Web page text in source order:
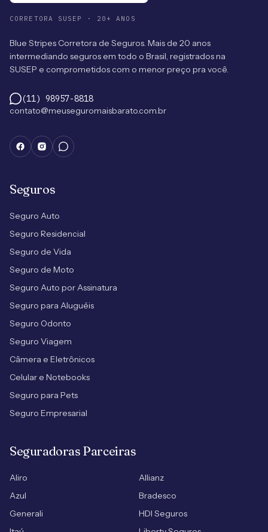
CORRETORA SUSEP · 20+ ANOS
Blue Stripes Corretora de Seguros. Mais de 20 anos
intermediando seguros em todo o Brasil, registrados na
SUSEP e comprometidos com o menor preço pra você.
(11) 98957-8818
contato@meuseguromaisbarato.com.br
Seguros
Seguro Auto
Seguro Residencial
Seguro de Vida
Seguro de Moto
Seguro Auto por Assinatura
Seguro para Aluguéis
Seguro Odonto
Seguro Viagem
Câmera e Eletrônicos
Celular e Notebooks
Seguro para Pets
Seguro Empresarial
Seguradoras Parceiras
Aliro
Allianz
Azul
Bradesco
Generali
HDI Seguros